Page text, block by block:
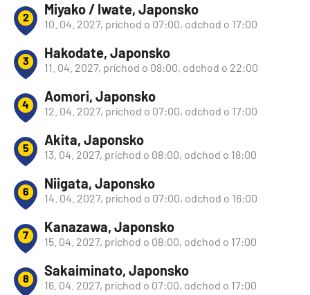
2 Miyako / Iwate, Japonsko
10. 04. 2027, príchod o 07:00, odchod o 17:00
3 Hakodate, Japonsko
11. 04. 2027, príchod o 08:00, odchod o 22:00
4 Aomori, Japonsko
12. 04. 2027, príchod o 07:00, odchod o 17:00
5 Akita, Japonsko
13. 04. 2027, príchod o 08:00, odchod o 18:00
6 Niigata, Japonsko
14. 04. 2027, príchod o 07:00, odchod o 16:00
7 Kanazawa, Japonsko
15. 04. 2027, príchod o 08:00, odchod o 17:00
8 Sakaiminato, Japonsko
16. 04. 2027, príchod o 07:00, odchod o 17:00